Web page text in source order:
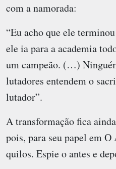
com a namorada:
“Eu acho que ele
ele ia para a academia
um campeão. (…)
lutadores entendem o
lutador”.
A transformação fica
pois, para seu papel em
quilos. Espie o antes e